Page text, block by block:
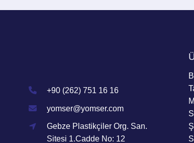
+90 (262) 751 16 16
yomser@yomser.com
Gebze Plastikçiler Org. San.
Sitesi 1.Cadde No: 12